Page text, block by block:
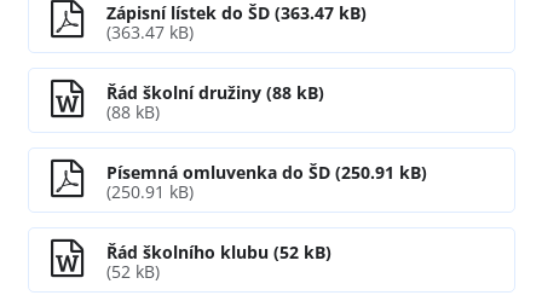
Zápisní lístek do ŠD (363.47 kB)
(363.47 kB)
Řád školní družiny (88 kB)
(88 kB)
Písemná omluvenka do ŠD (250.91 kB)
(250.91 kB)
Řád školního klubu (52 kB)
(52 kB)